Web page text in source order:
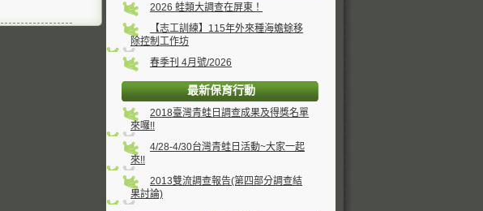
2026 蛙類大調查在屏東！
【志工訓練】115年外來種海蟾蜍移
除控制工作坊
春季刊 4月號/2026
最新保育行動
2018臺灣青蛙日調查成果及得獎名單
來囉!!
4/28-4/30台灣青蛙日活動~大家一起
來!!
2013雙流調查報告(第四部分調查結
果討論)